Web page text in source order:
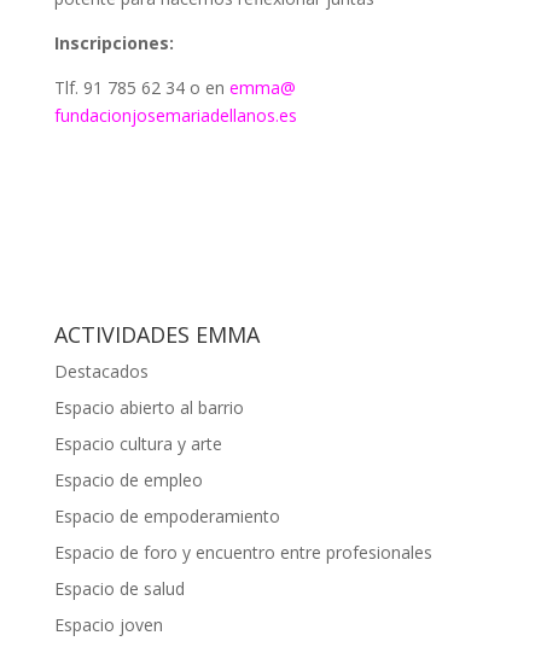
Inscripciones:
Tlf. 91 785 62 34 o en emma@
fundacionjosemariadellanos.es
ACTIVIDADES EMMA
Destacados
Espacio abierto al barrio
Espacio cultura y arte
Espacio de empleo
Espacio de empoderamiento
Espacio de foro y encuentro entre profesionales
Espacio de salud
Espacio joven